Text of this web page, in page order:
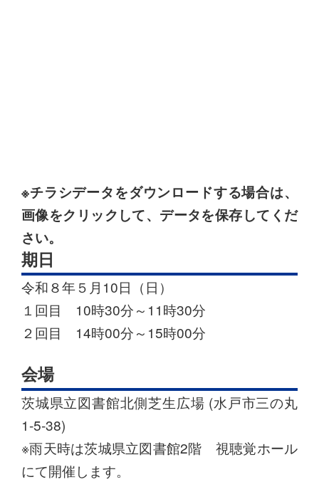
※チラシデータをダウンロードする場合は、
画像をクリックして、データを保存してくだ
さい。
期日
令和８年５月10日（日）
１回目 10時30分～11時30分
２回目 14時00分～15時00分
会場
茨城県立図書館北側芝生広場 (水戸市三の丸
1-5-38)
※雨天時は茨城県立図書館2階 視聴覚ホール
にて開催します。